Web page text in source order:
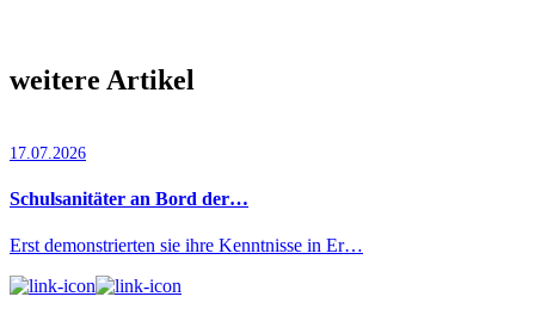
weitere Artikel
17.07.2026
Schulsanitäter an Bord der…
Erst demonstrierten sie ihre Kenntnisse in Er…